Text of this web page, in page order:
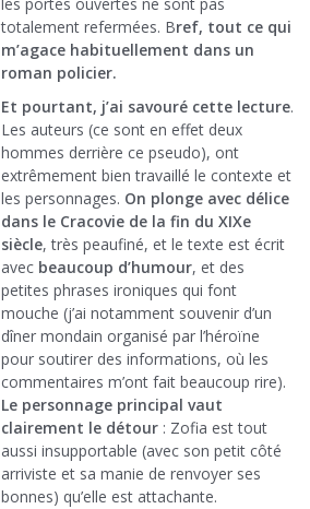
les portes ouvertes ne sont pas
totalement refermées. Bref, tout ce qui
m’agace habituellement dans un
roman policier.
Et pourtant, j’ai savouré cette lecture.
Les auteurs (ce sont en effet deux
hommes derrière ce pseudo), ont
extrêmement bien travaillé le contexte et
les personnages. On plonge avec délice
dans le Cracovie de la fin du XIXe
siècle, très peaufiné, et le texte est écrit
avec beaucoup d’humour, et des
petites phrases ironiques qui font
mouche (j’ai notamment souvenir d’un
dîner mondain organisé par l’héroïne
pour soutirer des informations, où les
commentaires m’ont fait beaucoup rire).
Le personnage principal vaut
clairement le détour : Zofia est tout
aussi insupportable (avec son petit côté
arriviste et sa manie de renvoyer ses
bonnes) qu’elle est attachante.